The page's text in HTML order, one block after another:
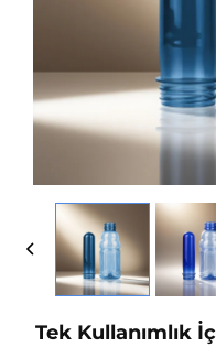
Tek Kullanımlık